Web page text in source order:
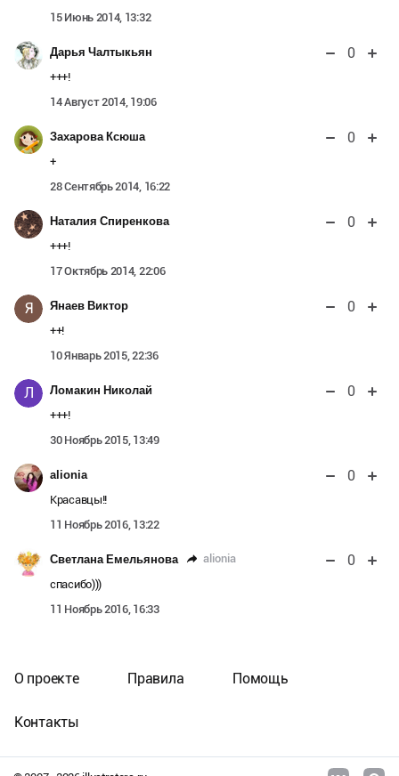
15 Июнь 2014, 13:32
Дарья Чалтыкьян 0
+++!
14 Август 2014, 19:06
Захарова Ксюша 0
+
28 Сентябрь 2014, 16:22
Наталия Спиренкова 0
+++!
17 Октябрь 2014, 22:06
Я Янаев Виктор 0
++!
10 Январь 2015, 22:36
Л Ломакин Николай 0
+++!
30 Ноябрь 2015, 13:49
alionia 0
Красавцы!!
11 Ноябрь 2016, 13:22
Светлана Емельянова alionia 0
спасибо)))
11 Ноябрь 2016, 16:33
О проекте Правила Помощь
Контакты